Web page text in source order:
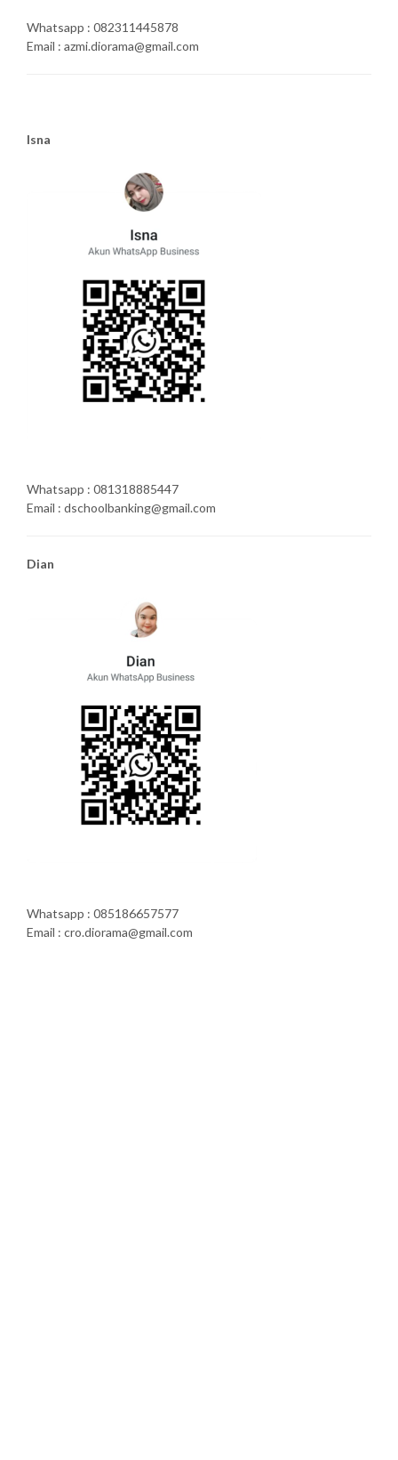
Whatsapp : 082311445878
Email : azmi.diorama@gmail.com
Isna
Whatsapp : 081318885447
Email : dschoolbanking@gmail.com
Dian
Whatsapp : 085186657577
Email : cro.diorama@gmail.com